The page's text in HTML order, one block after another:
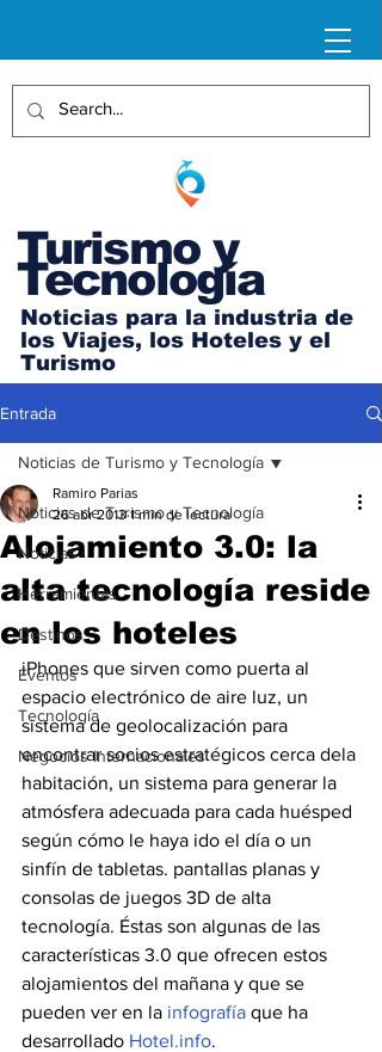
Turismo y
Tecnología
Noticias para la industria de
los Viajes, los Hoteles y el
Turismo
Entrada
Noticias de Turismo y Tecnología
Noticias
Herramientas
Destinos
Eventos
Tecnología
Negocios Internacionales
Noticias de Turismo y Tecnología
Alojamiento 3.0: la
alta tecnología reside
en los hoteles
Ramiro Parias
26 abr 2013 1 min de lectura
iPhones que sirven como puerta al
espacio electrónico de aire luz, un
sistema de geolocalización para
encontrar socios estratégicos cerca dela
habitación, un sistema para generar la
atmósfera adecuada para cada huésped
según cómo le haya ido el día o un
sinfín de tabletas. pantallas planas y
consolas de juegos 3D de alta
tecnología. Éstas son algunas de las
características 3.0 que ofrecen estos
alojamientos del mañana y que se
pueden ver en la infografía que ha
desarrollado Hotel.info.